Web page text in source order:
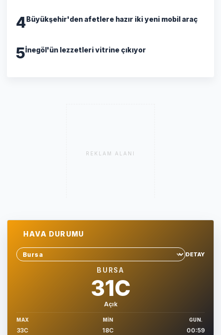
4Büyükşehir'den afetlere hazır iki yeni mobil araç
5İnegöl'ün lezzetleri vitrine çıkıyor
REKLAM ALANI
HAVA DURUMU
Sehir sec
DETAY
BURSA
31C
Açık
MAX
33C
MIN
18C
GUN.
00:59